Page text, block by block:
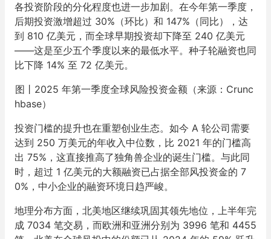
各投资阶段的分化程度也进一步加剧。在今年第一季度，
后期投资激增超过 30%（环比）和 147%（同比），达
到 810 亿美元，而全球早期投资却下降至 240 亿美元
——这是至少五个季度以来的最低水平。种子轮融资也同
比下降 14% 至 72 亿美元。
图丨2025 年第一季度全球风险投资金额（来源：Crunc
hbase）
投资门槛的提升也在重塑创业生态。如今 A 轮公司需要
达到 250 万美元的年收入中位数，比 2021 年的门槛高
出 75%，这直接推高了独角兽企业的诞生门槛。与此同
时，超过 1 亿美元的大额融资已占据全部风投资金的 7
0%，中小企业的融资环境日趋严峻。
地理分布方面，北美地区继续巩固其领先地位，上半年完
成 7034 笔交易，而欧洲和亚洲分别为 3996 笔和 4455